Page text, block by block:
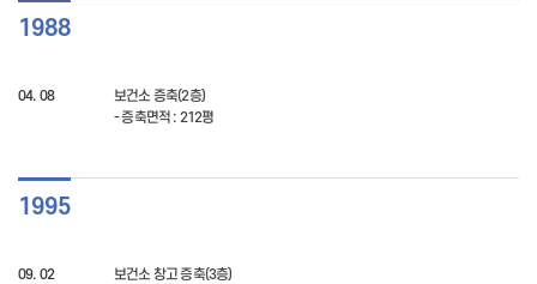
1988
04. 08
보건소 증축(2층)
- 증축면적 : 212평
1995
09. 02
보건소 창고 증축(3층)